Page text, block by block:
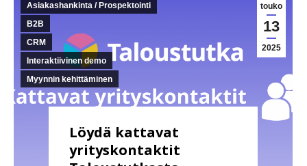
touko
13
2025
Asiakashankinta / Prospektointi
B2B
CRM
Interaktiivinen demo
Myynnin kehittäminen
Löydä kattavat
yrityskontaktit